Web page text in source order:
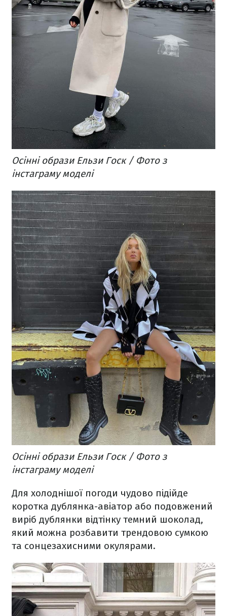
Осінні образи Ельзи Госк / Фото з
інстаграму моделі
Осінні образи Ельзи Госк / Фото з
інстаграму моделі
Для холоднішої погоди чудово підійде
коротка дублянка-авіатор або подовжений
виріб дублянки відтінку темний шоколад,
який можна розбавити трендовою сумкою
та сонцезахисними окулярами.